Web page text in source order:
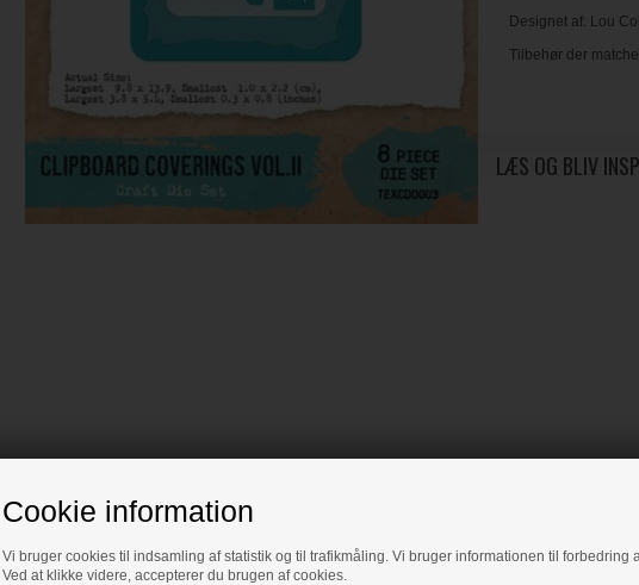
Cookie information
Vi bruger cookies til indsamling af statistik og til trafikmåling. Vi bruger informationen til forbedring
Ved at klikke videre, accepterer du brugen af cookies.
Designet af: Lou
Tilbehør der
LÆS OG BLIV